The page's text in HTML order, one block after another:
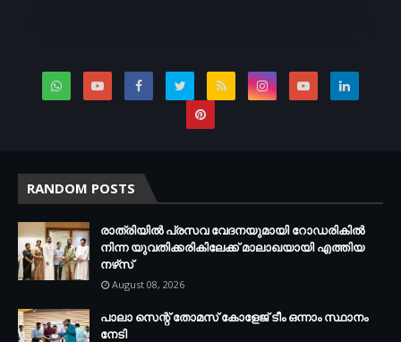
RANDOM POSTS
രാത്രിയില്‍ പ്രസവ വേദനയുമായി റോഡരികില്‍
നിന്ന യുവതിക്കരികിലേക്ക് മാലാഖയായി എത്തിയ
നഴ്‌സ്
August 08, 2026
പാലാ സെന്റ് തോമസ് കോളേജ് ടീം ഒന്നാം സ്ഥാനം
നേടി